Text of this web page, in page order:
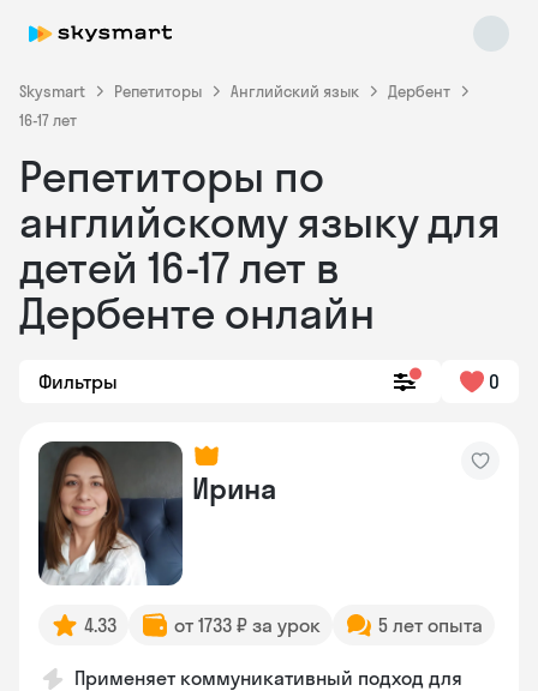
Skysmart Репетиторы Английский язык
Дербент
16-17 лет
Репетиторы по
английскому языку для
детей 16-17 лет в
Дербенте онлайн
Фильтры 0
Ирина
4.33 от 1733 ₽ за урок 5 лет опыта
Применяет коммуникативный подход для
Skysmart Chat